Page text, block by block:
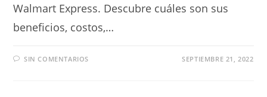
Walmart Express. Descubre cuáles son sus
beneficios, costos,…
SIN COMENTARIOS SEPTIEMBRE 21, 2022